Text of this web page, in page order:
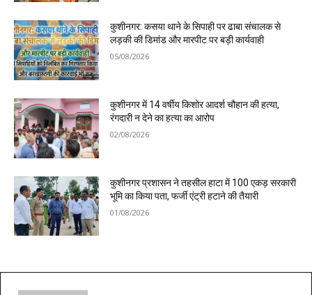
कुशीनगर: कसया थाने के सिपाही पर ढाबा संचालक से
लड़की की डिमांड और मारपीट पर बड़ी कार्यवाही
05/08/2026
कुशीनगर में 14 वर्षीय किशोर आदर्श चौहान की हत्या,
रंगदारी न देने का हत्या का आरोप
02/08/2026
कुशीनगर प्रशासन ने तहसील हाटा में 100 एकड़ सरकारी
भूमि का किया पता, फर्जी एंट्री हटाने की तैयारी
01/08/2026